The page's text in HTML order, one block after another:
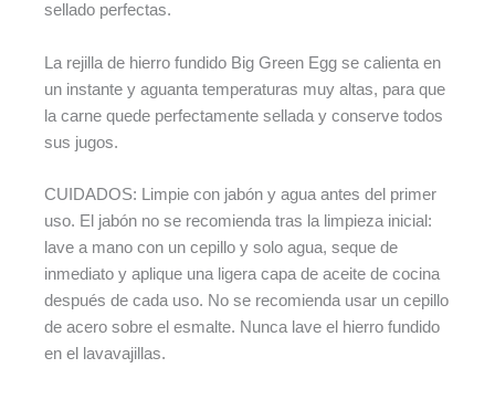
sellado perfectas.
La rejilla de hierro fundido Big Green Egg se calienta en
un instante y aguanta temperaturas muy altas, para que
la carne quede perfectamente sellada y conserve todos
sus jugos.
CUIDADOS: Limpie con jabón y agua antes del primer
uso. El jabón no se recomienda tras la limpieza inicial:
lave a mano con un cepillo y solo agua, seque de
inmediato y aplique una ligera capa de aceite de cocina
después de cada uso. No se recomienda usar un cepillo
de acero sobre el esmalte. Nunca lave el hierro fundido
en el lavavajillas.